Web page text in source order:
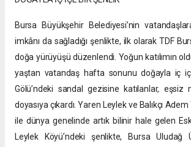
Bursa Büyükşehir Belediyesi’nin
imkânı da sağladığı şenlikte, ilk olarak TDF
doğa yürüyüşü düzenlendi. Yoğun katılımın
yaştan vatandaş hafta sonunu doğayla iç
Gölü’ndeki sandal gezisine katılanlar, eşsiz
doyasıya çıkardı. Yaren Leylek ve Balıkçı Adem
ile dünya genelinde artık bilinir hale gelen
Leylek Köyü’ndeki şenlikte, Bursa Uludağ